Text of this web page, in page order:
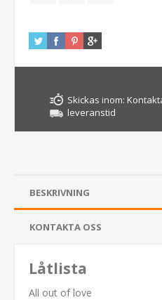
Skickas inom:
leveranstid
BESKRIVNING
KONTAKTA OSS
Låtlista
All out of love